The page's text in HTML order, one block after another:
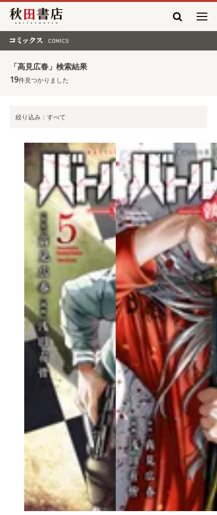
秋田書店
「高見広春」検索結果
19件見つかりました
絞り込み：すべて